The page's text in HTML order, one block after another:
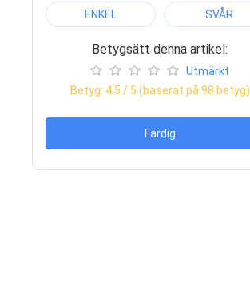
ENKEL SVÅR
Betygsätt denna artikel:
Utmärkt
Betyg: 4.5 / 5 (baserat på 98 betyg)
Färdig